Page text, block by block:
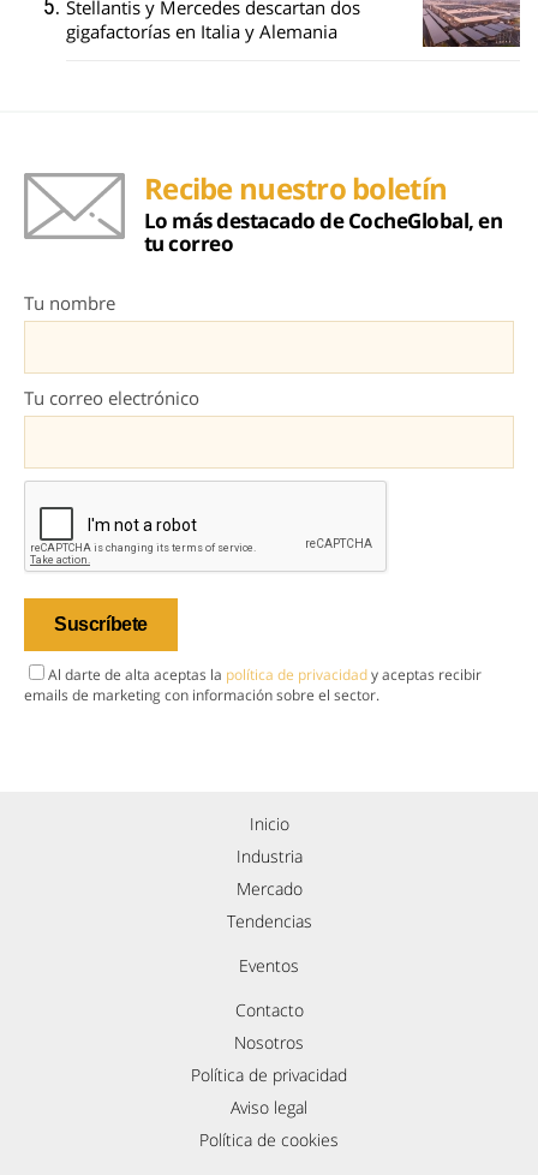
Stellantis y Mercedes descartan dos
gigafactorías en Italia y Alemania
Recibe nuestro boletín
Lo más destacado de CocheGlobal, en
tu correo
Tu nombre
Tu correo electrónico
Al darte de alta aceptas la política de privacidady aceptas recibir
emails de marketing con información sobre el sector.
Inicio
Industria
Mercado
Tendencias
Eventos
Contacto
Nosotros
Política de privacidad
Aviso legal
Política de cookies